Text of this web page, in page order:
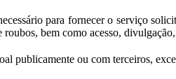
para fornecer o serviço
bem como acesso,
publicamente ou com terceiros,